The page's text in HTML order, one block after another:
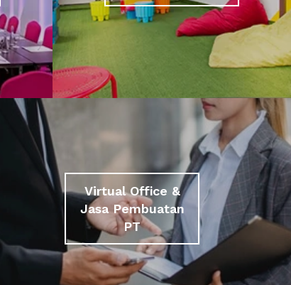
Virtual Office &
Jasa Pembuatan
PT